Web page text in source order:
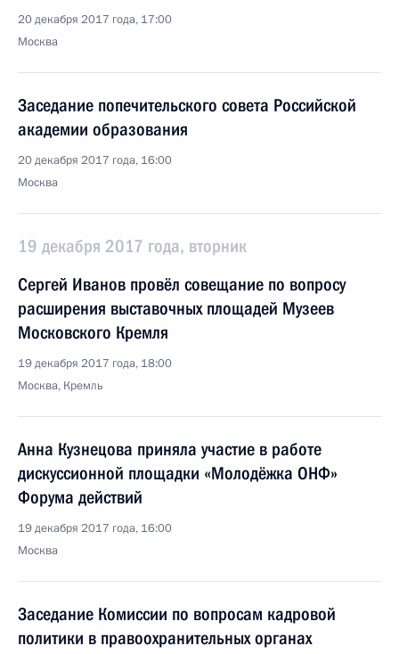
20 декабря 2017 года, 17:00
Москва
Заседание попечительского совета Российской
академии образования
20 декабря 2017 года, 16:00
Москва
19 декабря 2017 года, вторник
Сергей Иванов провёл совещание по вопросу
расширения выставочных площадей Музеев
Московского Кремля
19 декабря 2017 года, 18:00
Москва, Кремль
Анна Кузнецова приняла участие в работе
дискуссионной площадки «Молодёжка ОНФ»
Форума действий
19 декабря 2017 года, 16:00
Москва
Заседание Комиссии по вопросам кадровой
политики в правоохранительных органах